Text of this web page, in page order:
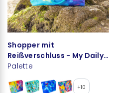
Shopper mit
Reißverschluss - My Daily
Bag
Palette
+10